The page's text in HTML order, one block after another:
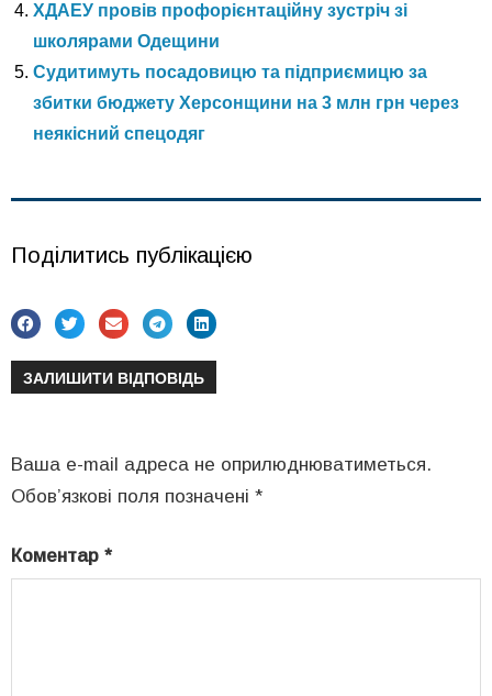
ХДАЕУ провів профорієнтаційну зустріч зі
школярами Одещини
Судитимуть посадовицю та підприємицю за
збитки бюджету Херсонщини на 3 млн грн через
неякісний спецодяг
Поділитись публікацією
ЗАЛИШИТИ ВІДПОВІДЬ
Ваша e-mail адреса не оприлюднюватиметься.
Обов’язкові поля позначені *
Коментар *